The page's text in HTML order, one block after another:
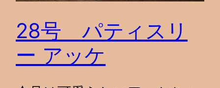
28号 パティスリ
ー アッケ